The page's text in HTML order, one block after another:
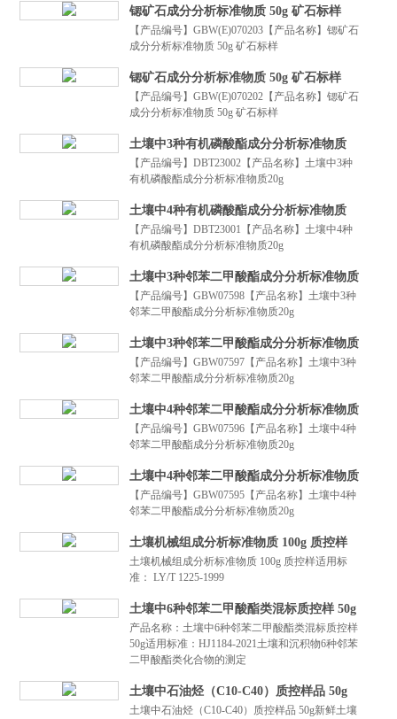
锶矿石成分分析标准物质 50g 矿石标样
【产品编号】GBW(E)070203【产品名称】锶矿石
成分分析标准物质 50g 矿石标样
锶矿石成分分析标准物质 50g 矿石标样
【产品编号】GBW(E)070202【产品名称】锶矿石
成分分析标准物质 50g 矿石标样
土壤中3种有机磷酸酯成分分析标准物质
20g
【产品编号】DBT23002【产品名称】土壤中3种
有机磷酸酯成分分析标准物质20g
土壤中4种有机磷酸酯成分分析标准物质
20g
【产品编号】DBT23001【产品名称】土壤中4种
有机磷酸酯成分分析标准物质20g
土壤中3种邻苯二甲酸酯成分分析标准物质
20g
【产品编号】GBW07598【产品名称】土壤中3种
邻苯二甲酸酯成分分析标准物质20g
土壤中3种邻苯二甲酸酯成分分析标准物质
20g
【产品编号】GBW07597【产品名称】土壤中3种
邻苯二甲酸酯成分分析标准物质20g
土壤中4种邻苯二甲酸酯成分分析标准物质
20g
【产品编号】GBW07596【产品名称】土壤中4种
邻苯二甲酸酯成分分析标准物质20g
土壤中4种邻苯二甲酸酯成分分析标准物质
20g
【产品编号】GBW07595【产品名称】土壤中4种
邻苯二甲酸酯成分分析标准物质20g
土壤机械组成分析标准物质 100g 质控样
土壤机械组成分析标准物质 100g 质控样适用标
准： LY/T 1225-1999
土壤中6种邻苯二甲酸酯类混标质控样 50g
产品名称：土壤中6种邻苯二甲酸酯类混标质控样
50g适用标准：HJ1184-2021土壤和沉积物6种邻苯
二甲酸酯类化合物的测定
土壤中石油烃（C10-C40）质控样品 50g
土壤中石油烃（C10-C40）质控样品 50g新鲜土壤